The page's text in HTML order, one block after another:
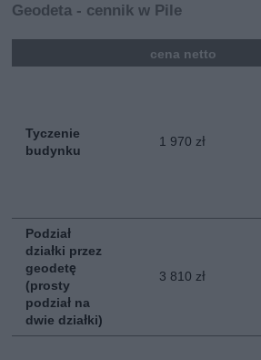
Geodeta - cennik w Pile
cena netto
Tyczenie
budynku
1 970 zł
Podział
działki przez
geodetę
(prosty
podział na
dwie działki)
3 810 zł